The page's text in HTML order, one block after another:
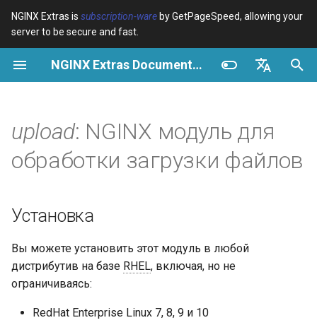
NGINX Extras is subscription-ware by GetPageSpeed, allowing your
server to be secure and fast.
NGINX Extras Documentation
Español
Português (Brasil)
Deutsch
中文
И
н
и
з
а
Variables $bot_name
$bot_producer
$browser_name
Examples
Directives geoip2
geoip2_proxy
Examples
Описание
Директивы
upload_store
acme
ada
aws-sdk
VPS/Dedicated - FastCGI
Cache
Производительность
Безопасность
RHEL/CentOS
NGINX-MOD - Улучшенный
RHEL
Tengine Web Server -
Установка на RHEL, CentOS
и Rocky Linux
Модули NGINX для панели
upload: NGINX модуль для
обработки загрузки файлов
Установка
Вы можете установить этот модуль в любой
дистрибутив на базе RHEL, включая, но не
ограничиваясь:
RedHat Enterprise Linux 7, 8, 9 и 10